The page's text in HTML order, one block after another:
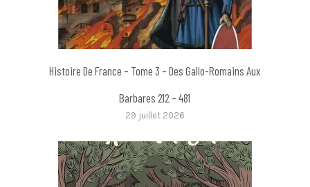
Histoire De France – Tome 3 – Des Gallo-Romains Aux
Barbares 212 – 481
29 juillet 2026